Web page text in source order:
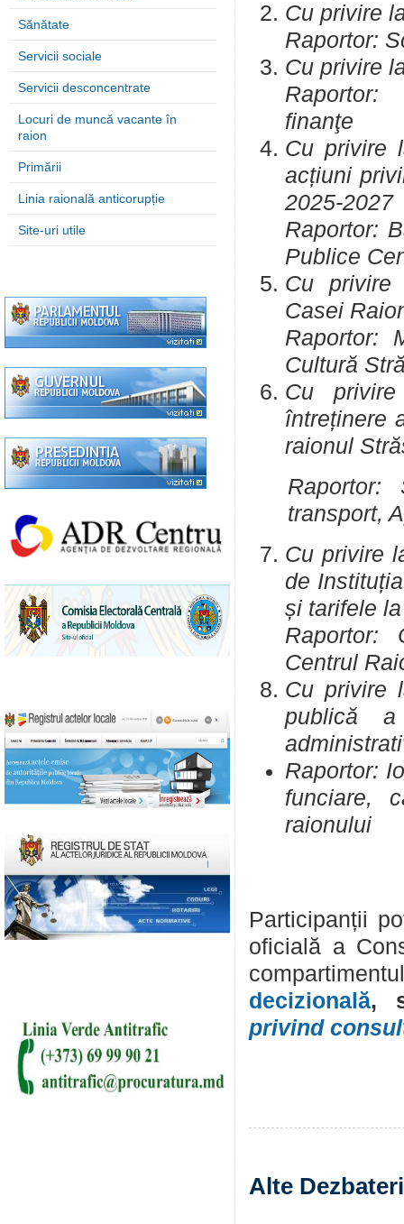
Sănătate
Servicii sociale
Servicii desconcentrate
Locuri de muncă vacante în
raion
Primării
Linia raională anticorupție
Site-uri utile
Cu privire
Raportor:
Cu privire
Cu privire
acțiuni
2025-2027
Raportor:
Publice
Cu privire
Casei
Raportor:
Cultură
Cu
întreținere
raionul
Cu privire
de
și tarifele
Raportor:
Centrul
Cu privire
publică
Raportor:
funciare,
Participanții
oficială a
decizională,
privind
Alte